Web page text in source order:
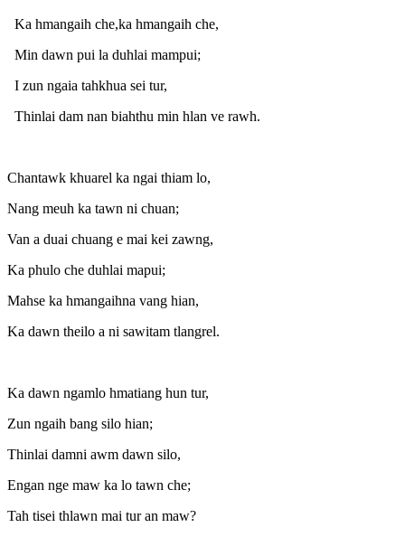
Ka hmangaih che,ka hmangaih che,
Min dawn pui la duhlai mampui;
I zun ngaia tahkhua sei tur,
Thinlai dam nan biahthu min hlan ve rawh.
Chantawk khuarel ka ngai thiam lo,
Nang meuh ka tawn ni chuan;
Van a duai chuang e mai kei zawng,
Ka phulo che duhlai mapui;
Mahse ka hmangaihna vang hian,
Ka dawn theilo a ni sawitam tlangrel.
Ka dawn ngamlo hmatiang hun tur,
Zun ngaih bang silo hian;
Thinlai damni awm dawn silo,
Engan nge maw ka lo tawn che;
Tah tisei thlawn mai tur an maw?